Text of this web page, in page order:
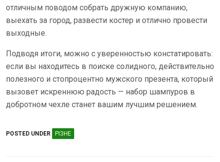
отличным поводом собрать дружную компанию,
выехать за город, развести костер и отлично провести
выходные.
Подводя итоги, можно с уверенностью констатировать:
если вы находитесь в поиске солидного, действительно
полезного и стопроцентно мужского презента, который
вызовет искреннюю радость — набор шампуров в
добротном чехле станет вашим лучшим решением.
POSTED UNDER РІЗНЕ